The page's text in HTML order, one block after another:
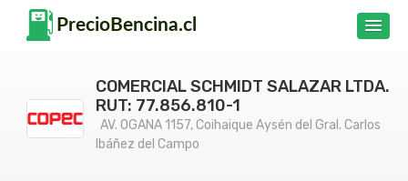
COMERCIAL SCHMIDT SALAZAR LTDA.
RUT: 77.856.810-1
AV. OGANA 1157, Coihaique Aysén del Gral. Carlos
Ibáñez del Campo